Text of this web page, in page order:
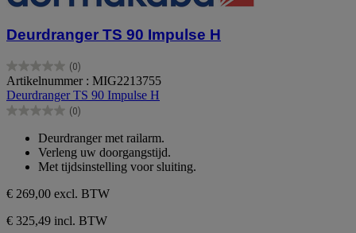
Deurdranger TS 90 Impulse H
(0)
0.0
van
de
5
Artikelnummer : MIG2213755
Deurdranger TS 90 Impulse H
(0)
0.0
sterren.
Deurdranger met railarm.
Verleng uw doorgangstijd.
Met tijdsinstelling voor sluiting.
€ 269,00 excl. BTW
€ 325,49 incl. BTW